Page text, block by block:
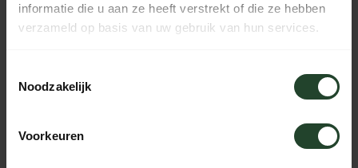
informatie die u aan ze heeft verstrekt of die ze hebben
verzameld op basis van uw gebruik van hun services.
Noodzakelijk
Voorkeuren
EIGENSCHAFTEN